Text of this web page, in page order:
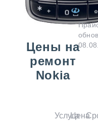
Цены на
ремонт
Nokia
УслугаЦена